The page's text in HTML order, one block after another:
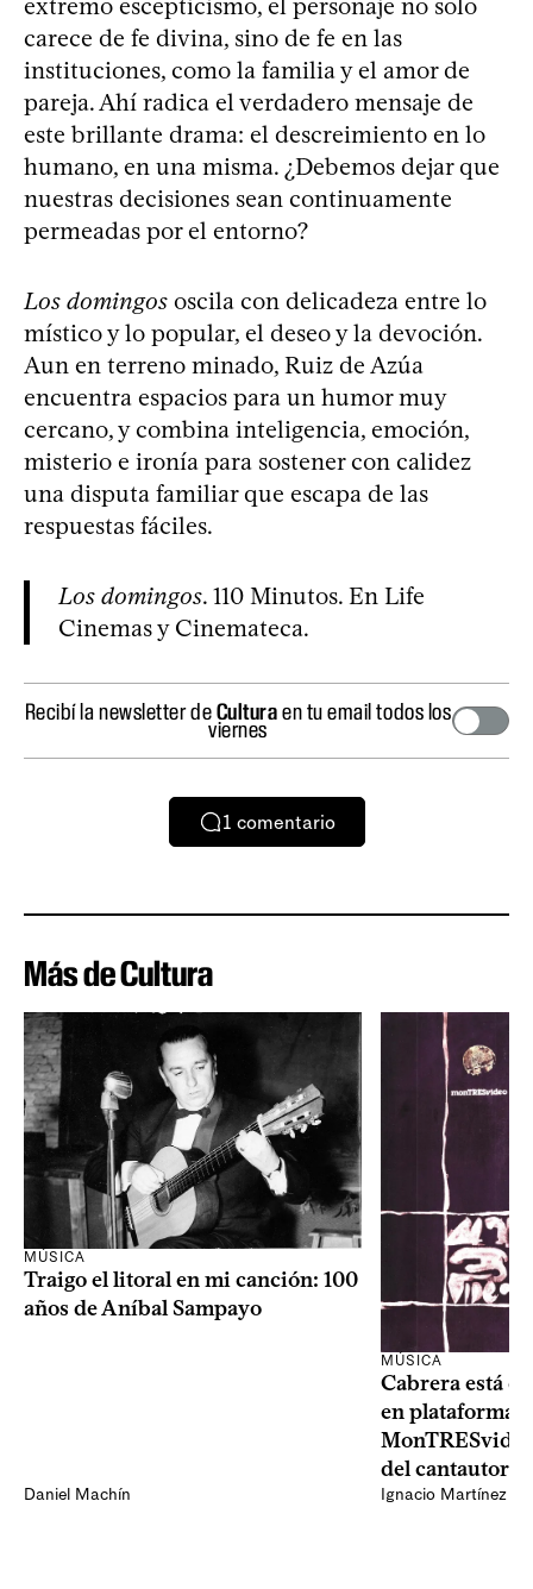
extremo escepticismo, el personaje no solo
carece de fe divina, sino de fe en las
instituciones, como la familia y el amor de
pareja. Ahí radica el verdadero mensaje de
este brillante drama: el descreimiento en lo
humano, en una misma. ¿Debemos dejar que
nuestras decisiones sean continuamente
permeadas por el entorno?
Los domingos oscila con delicadeza entre lo
místico y lo popular, el deseo y la devoción.
Aun en terreno minado, Ruiz de Azúa
encuentra espacios para un humor muy
cercano, y combina inteligencia, emoción,
misterio e ironía para sostener con calidez
una disputa familiar que escapa de las
respuestas fáciles.
Los domingos. 110 Minutos. En Life
Cinemas y Cinemateca.
Recibí la newsletter deCulturaen tu email todos los
viernes
1 comentario
Más de Cultura
MÚSICA
Traigo el litoral en mi canción: 100
años de Aníbal Sampayo
Daniel Machín
MÚSICA
Cabrera está
en plataformas
del cantautor
Ignacio Martínez